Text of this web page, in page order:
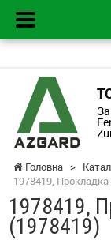
Головна >
1978419,
1978419,
(1978419)